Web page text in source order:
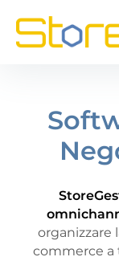
organizzare
commerce a